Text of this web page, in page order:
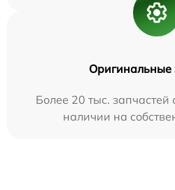
Оригинальные
Более 20 тыс. запчастей
наличии на